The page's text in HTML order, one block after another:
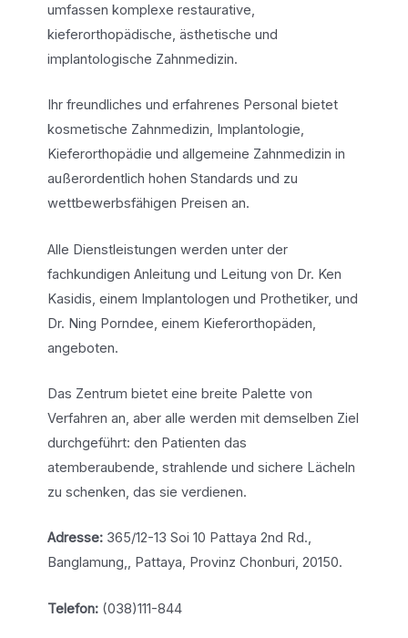
umfassen komplexe restaurative,
kieferorthopädische, ästhetische und
implantologische Zahnmedizin.
Ihr freundliches und erfahrenes Personal bietet
kosmetische Zahnmedizin, Implantologie,
Kieferorthopädie und allgemeine Zahnmedizin in
außerordentlich hohen Standards und zu
wettbewerbsfähigen Preisen an.
Alle Dienstleistungen werden unter der
fachkundigen Anleitung und Leitung von Dr. Ken
Kasidis, einem Implantologen und Prothetiker, und
Dr. Ning Porndee, einem Kieferorthopäden,
angeboten.
Das Zentrum bietet eine breite Palette von
Verfahren an, aber alle werden mit demselben Ziel
durchgeführt: den Patienten das
atemberaubende, strahlende und sichere Lächeln
zu schenken, das sie verdienen.
Adresse:365/12-13 Soi 10 Pattaya 2nd Rd.,
Banglamung,, Pattaya, Provinz Chonburi, 20150.
Telefon:(038)111-844